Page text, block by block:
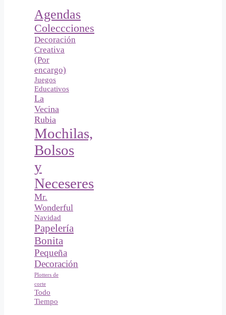
Agendas
Coleccciones
Decoración
Creativa
(Por
encargo)
Juegos
Educativos
La
Vecina
Rubia
Mochilas,
Bolsos
y
Neceseres
Mr.
Wonderful
Navidad
Papelería
Bonita
Pequeña
Decoración
Plotters de
corte
Todo
Tiempo